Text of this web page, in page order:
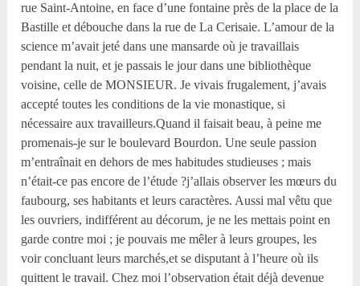
rue Saint-Antoine, en face d’une fontaine près de la place de la
Bastille et débouche dans la rue de La Cerisaie. L’amour de la
science m’avait jeté dans une mansarde où je travaillais
pendant la nuit, et je passais le jour dans une bibliothèque
voisine, celle de MONSIEUR. Je vivais frugalement, j’avais
accepté toutes les conditions de la vie monastique, si
nécessaire aux travailleurs.Quand il faisait beau, à peine me
promenais-je sur le boulevard Bourdon. Une seule passion
m’entraînait en dehors de mes habitudes studieuses ; mais
n’était-ce pas encore de l’étude ?j’allais observer les mœurs du
faubourg, ses habitants et leurs caractères. Aussi mal vêtu que
les ouvriers, indifférent au décorum, je ne les mettais point en
garde contre moi ; je pouvais me mêler à leurs groupes, les
voir concluant leurs marchés,et se disputant à l’heure où ils
quittent le travail. Chez moi l’observation était déjà devenue